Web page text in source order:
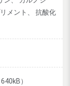
メント、 抗酸化
）